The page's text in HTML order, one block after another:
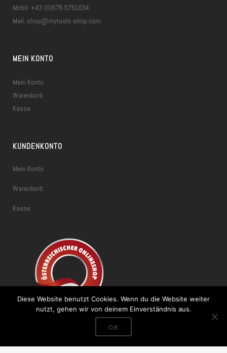
Mobil: +43 (0)676 5761034
Mail: shop@mytools-shop.com
MEIN KONTO
Mein Konto
Warenkorb
Kasse
KUNDENKONTO
Mein Konto
Warenkorb
Kasse
Diese Website benutzt Cookies. Wenn du die Website weiter
nutzt, gehen wir von deinem Einverständnis aus.
OK